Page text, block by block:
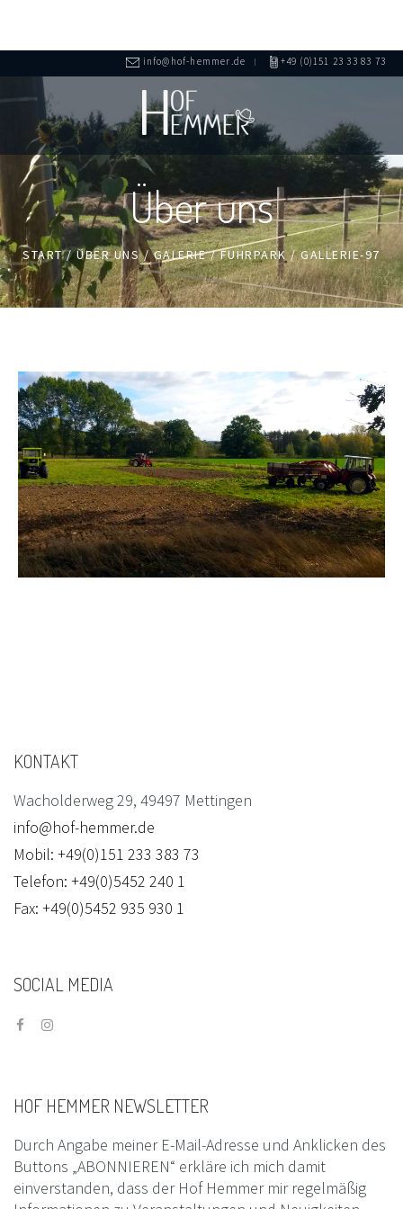
info@hof-hemmer.de +49 (0)151 23 33 83 73
Über uns
START/ÜBER UNS/GALERIE/FUHRPARK/GALLERIE-97
KONTAKT
Wacholderweg 29, 49497 Mettingen
info@hof-hemmer.de
Mobil: +49(0)151 233 383 73
Telefon: +49(0)5452 240 1
Fax: +49(0)5452 935 930 1
SOCIAL MEDIA
HOF HEMMER NEWSLETTER
Durch Angabe meiner E-Mail-Adresse und Anklicken des
Buttons „ABONNIEREN“ erkläre ich mich damit
einverstanden, dass der Hof Hemmer mir regelmäßig